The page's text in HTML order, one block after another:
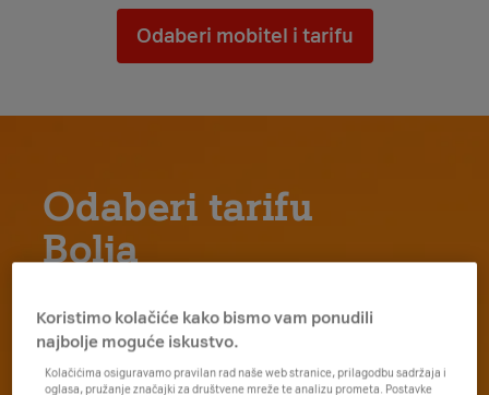
Odaberi mobitel i tarifu
Odaberi tarifu
Bolja
i ostvari super uštedu na novi
mobitel!
Koristimo kolačiće kako bismo vam ponudili
najbolje moguće iskustvo.
Kolačićima osiguravamo pravilan rad naše web stranice, prilagodbu sadržaja i
oglasa, pružanje značajki za društvene mreže te analizu prometa. Postavke